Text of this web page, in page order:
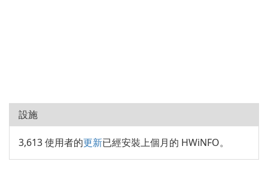
設施
3,613 使用者的更新已經安裝上個月的 HWiNFO。